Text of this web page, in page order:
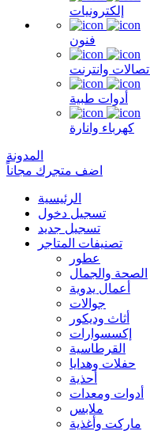
إلكترونيات
فنون
اتصالات وانترنت
أدوات طبية
كهرباء وانارة
المدونة
اضف متجرك مجاناً
الرئيسية
تسجيل دخول
تسجيل جديد
تصنيفات المتاجر
عطور
الصحة والجمال
أعمال يدوية
جوالات
أثاث وديكور
إكسسوارات
القرطاسية
حفلات وهدايا
أحذية
أدوات ومعدات
ملابس
ماركت وأغذية